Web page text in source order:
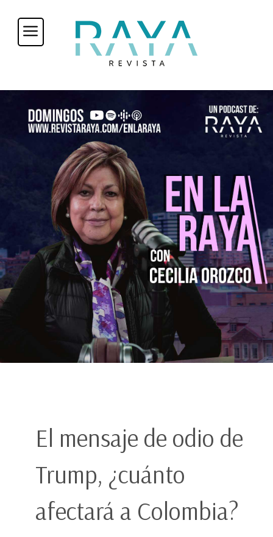
El mensaje de odio de
Trump, ¿cuánto
afectará a Colombia?